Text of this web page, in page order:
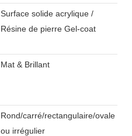
Surface solide acrylique /
Résine de pierre Gel-coat
Mat & Brillant
Rond/carré/rectangulaire/ovale
ou irrégulier